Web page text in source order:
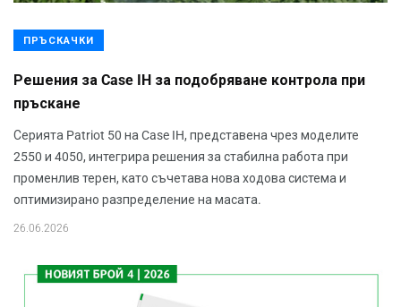
ПРЪСКАЧКИ
Решения за Case IH за подобряване контрола при
пръскане
Серията Patriot 50 на Case IH, представена чрез моделите
2550 и 4050, интегрира решения за стабилна работа при
променлив терен, като съчетава нова ходова система и
оптимизирано разпределение на масата.
26.06.2026